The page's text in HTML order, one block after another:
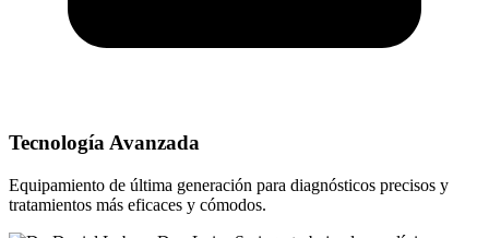
Tecnología Avanzada
Equipamiento de última generación para diagnósticos precisos y
tratamientos más eficaces y cómodos.